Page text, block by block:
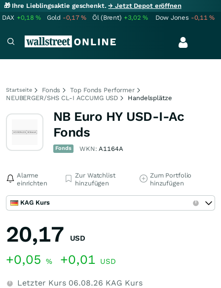
🎁 Ihre Lieblingsaktie geschenkt.→ Jetzt Depot eröffnen
DAX +0,18% Gold -0,17% Öl (Brent) +3,02% Dow Jones -0,11%
Startseite Fonds
Top Fonds Performer
NEUBERGER/SHS CL-I ACCUMG USD
Handelsplätze
NB Euro HY USD-I-Ac
Fonds
Fonds WKN:A1164A
Alarme
einrichten
Zur Watchlist
hinzufügen
Zum Portfolio
hinzufügen
KAG Kurs
20,17 USD
+0,05 % +0,01 USD
Letzter Kurs 06.08.26 KAG Kurs